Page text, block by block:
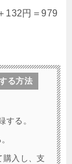
132円＝979
る方法
る。
入し、支